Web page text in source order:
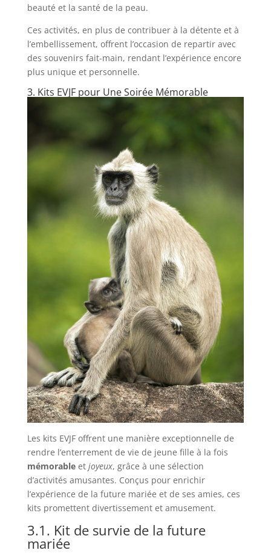
beauté et la santé de la peau.
Ces activités, en plus de contribuer à la détente et à
l’embellissement, offrent l’occasion de repartir avec
des souvenirs fait-main, rendant l’expérience encore
plus unique et personnelle.
3. Kits EVJF pour Une Soirée Mémorable
Les kits EVJF offrent une manière exceptionnelle de
rendre l’enterrement de vie de jeune fille à la fois
mémorableet joyeux, grâce à une sélection
d’activités amusantes. Conçus pour enrichir
l’expérience de la future mariée et de ses amies, ces
kits promettent divertissement et amusement.
3.1. Kit de survie de la future
mariée